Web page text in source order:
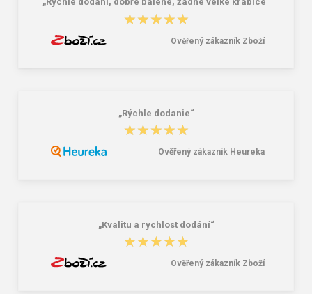
„Rychlé dodání, dobře balené, žádné velké krabice“
★★★★★
★★★★★
Ověřený zákazník Zboží
„Rýchle dodanie“
★★★★★
★★★★★
Ověřený zákazník Heureka
„Kvalitu a rychlost dodání“
★★★★★
★★★★★
Ověřený zákazník Zboží